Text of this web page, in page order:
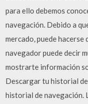
para ello debemos
navegación. Debido a
mercado, puede hacerse
navegador puede decir
mostrarte información
Descargar tu historial
historial de navegación.